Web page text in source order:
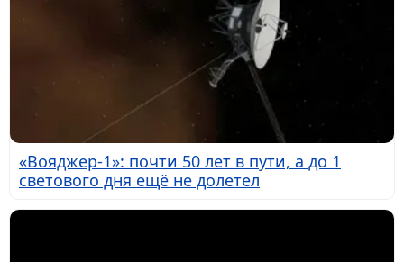
«Вояджер-1»: почти 50 лет в пути, а до 1
светового дня ещё не долетел